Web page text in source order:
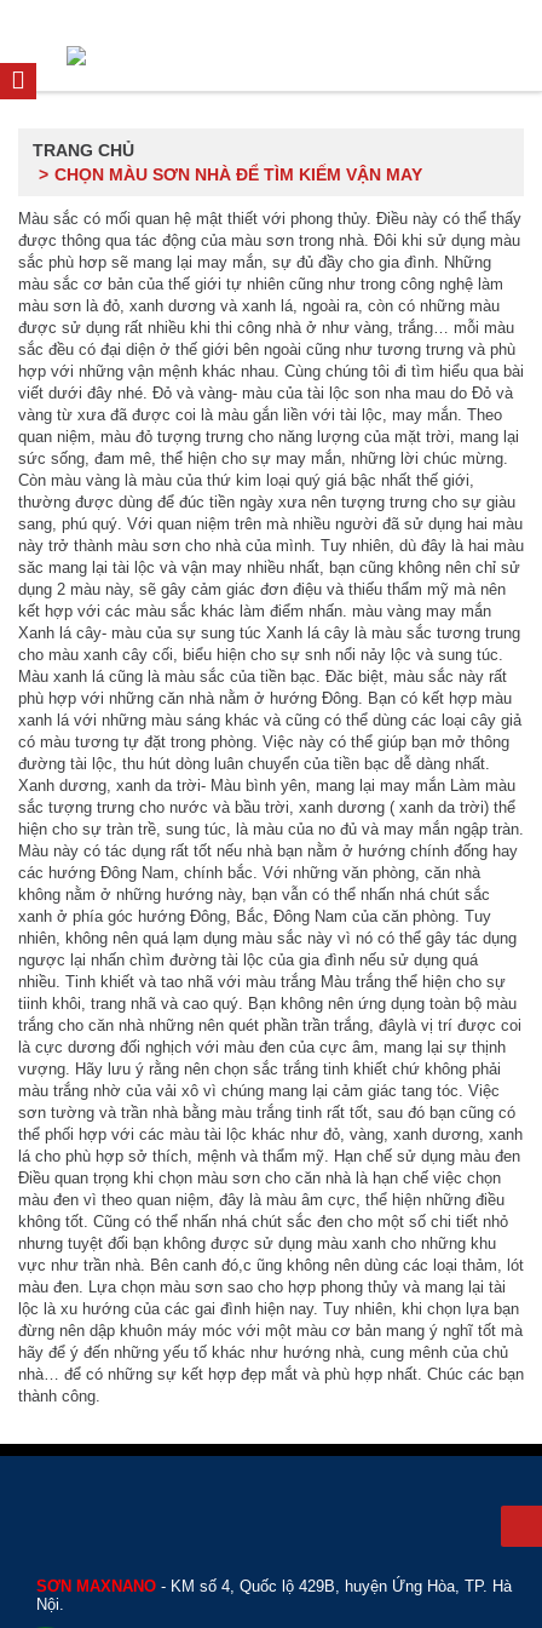
TRANG CHỦ
CHỌN MÀU SƠN NHÀ ĐỂ TÌM KIẾM VẬN MAY
Màu sắc có mối quan hệ mật thiết với phong thủy. Điều này có thể thấy
được thông qua tác động của màu sơn trong nhà. Đôi khi sử dụng màu
sắc phù hơp sẽ mang lại may mắn, sự đủ đầy cho gia đình. Những
màu sắc cơ bản của thế giới tự nhiên cũng như trong công nghệ làm
màu sơn là đỏ, xanh dương và xanh lá, ngoài ra, còn có những màu
được sử dụng rất nhiều khi thi công nhà ở như vàng, trắng… mỗi màu
sắc đều có đại diện ở thế giới bên ngoài cũng như tương trưng và phù
hợp với những vận mệnh khác nhau. Cùng chúng tôi đi tìm hiểu qua bài
viết dưới đây nhé. Đỏ và vàng- màu của tài lộc son nha mau do Đỏ và
vàng từ xưa đã được coi là màu gắn liền với tài lộc, may mắn. Theo
quan niệm, màu đỏ tượng trưng cho năng lượng của mặt trời, mang lại
sức sống, đam mê, thể hiện cho sự may mắn, những lời chúc mừng.
Còn màu vàng là màu của thứ kim loại quý giá bậc nhất thế giới,
thường được dùng để đúc tiền ngày xưa nên tượng trưng cho sự giàu
sang, phú quý. Với quan niệm trên mà nhiều người đã sử dụng hai màu
này trở thành màu sơn cho nhà của mình. Tuy nhiên, dù đây là hai màu
săc mang lại tài lộc và vận may nhiều nhất, bạn cũng không nên chỉ sử
dụng 2 màu này, sẽ gây cảm giác đơn điệu và thiếu thẩm mỹ mà nên
kết hợp với các màu sắc khác làm điểm nhấn. màu vàng may mắn
Xanh lá cây- màu của sự sung túc Xanh lá cây là màu sắc tương trung
cho màu xanh cây cối, biểu hiện cho sự snh nổi nảy lộc và sung túc.
Màu xanh lá cũng là màu sắc của tiền bạc. Đăc biệt, màu sắc này rất
phù hợp với những căn nhà nằm ở hướng Đông. Bạn có kết hợp màu
xanh lá với những màu sáng khác và cũng có thể dùng các loại cây giả
có màu tương tự đặt trong phòng. Việc này có thể giúp bạn mở thông
đường tài lộc, thu hút dòng luân chuyển của tiền bạc dễ dàng nhất.
Xanh dương, xanh da trời- Màu bình yên, mang lại may mắn Làm màu
sắc tượng trưng cho nước và bầu trời, xanh dương ( xanh da trời) thể
hiện cho sự tràn trề, sung túc, là màu của no đủ và may mắn ngập tràn.
Màu này có tác dụng rất tốt nếu nhà bạn nằm ở hướng chính đống hay
các hướng Đông Nam, chính bắc. Với những văn phòng, căn nhà
không nằm ở những hướng này, bạn vẫn có thể nhấn nhá chút sắc
xanh ở phía góc hướng Đông, Bắc, Đông Nam của căn phòng. Tuy
nhiên, không nên quá lạm dụng màu sắc này vì nó có thể gây tác dụng
ngược lại nhấn chìm đường tài lộc của gia đình nếu sử dụng quá
nhiều. Tinh khiết và tao nhã với màu trắng Màu trắng thể hiện cho sự
tiinh khôi, trang nhã và cao quý. Bạn không nên ứng dụng toàn bộ màu
trắng cho căn nhà những nên quét phần trần trắng, đâylà vị trí được coi
là cực dương đối nghịch với màu đen của cực âm, mang lại sự thịnh
vượng. Hãy lưu ý rằng nên chọn sắc trắng tinh khiết chứ không phải
màu trắng nhờ của vải xô vì chúng mang lại cảm giác tang tóc. Việc
sơn tường và trần nhà bằng màu trắng tinh rất tốt, sau đó bạn cũng có
thể phối hợp với các màu tài lộc khác như đỏ, vàng, xanh dương, xanh
lá cho phù hợp sở thích, mệnh và thẩm mỹ. Hạn chế sử dụng màu đen
Điều quan trọng khi chọn màu sơn cho căn nhà là hạn chế việc chọn
màu đen vì theo quan niệm, đây là màu âm cực, thể hiện những điều
không tốt. Cũng có thể nhấn nhá chút sắc đen cho một số chi tiết nhỏ
nhưng tuyệt đối bạn không được sử dụng màu xanh cho những khu
vực như trần nhà. Bên canh đó,c ũng không nên dùng các loại thảm, lót
màu đen. Lựa chọn màu sơn sao cho hợp phong thủy và mang lại tài
lộc là xu hướng của các gai đình hiện nay. Tuy nhiên, khi chọn lựa bạn
đừng nên dập khuôn máy móc với một màu cơ bản mang ý nghĩ tốt mà
hãy để ý đến những yếu tố khác như hướng nhà, cung mênh của chủ
nhà… để có những sự kết hợp đẹp mắt và phù hợp nhất. Chúc các bạn
thành công.
SƠN MAXNANO - KM số 4, Quốc lộ 429B, huyện Ứng Hòa, TP. Hà
Nội.